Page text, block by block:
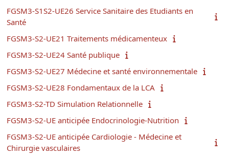
FGSM3-S1S2-UE26 Service Sanitaire des Etudiants en
Santé
FGSM3-S2-UE21 Traitements médicamenteux
FGSM3-S2-UE24 Santé publique
FGSM3-S2-UE27 Médecine et santé environnementale
FGSM3-S2-UE28 Fondamentaux de la LCA
FGSM3-S2-TD Simulation Relationnelle
FGSM3-S2-UE anticipée Endocrinologie-Nutrition
FGSM3-S2-UE anticipée Cardiologie - Médecine et
Chirurgie vasculaires